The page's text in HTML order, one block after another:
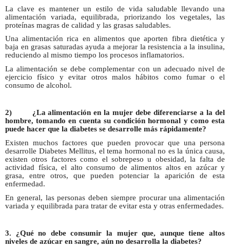
La clave es mantener un estilo de vida saludable llevando una
alimentación variada, equilibrada, priorizando los vegetales, las
proteínas magras de calidad y las grasas saludables.
Una alimentación rica en alimentos que aporten fibra dietética y
baja en grasas saturadas ayuda a mejorar la resistencia a la insulina,
reduciendo al mismo tiempo los procesos inflamatorios.
La alimentación se debe complementar con un adecuado nivel de
ejercicio físico y evitar otros malos hábitos como fumar o el
consumo de alcohol.
2)
¿La alimentación en la mujer debe diferenciarse a la del
hombre, tomando en cuenta su condición hormonal y como esta
puede hacer que la diabetes se desarrolle más rápidamente?
Existen muchos factores que pueden provocar que una persona
desarrolle Diabetes Mellitus, el tema hormonal no es la única causa,
existen otros factores como el sobrepeso u obesidad, la falta de
actividad física, el alto consumo de alimentos altos en azúcar y
grasa, entre otros, que pueden potenciar la aparición de esta
enfermedad.
En general, las personas deben siempre procurar una alimentación
variada y equilibrada para tratar de evitar esta y otras enfermedades.
3. ¿Qué no debe consumir la mujer que, aunque tiene altos
niveles de azúcar en sangre, aún no desarrolla la diabetes?